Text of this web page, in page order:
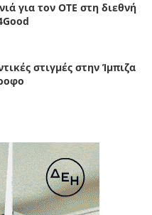
για τον ΟΤΕ στη διεθνή
στιγμές στην Ίμπιζα